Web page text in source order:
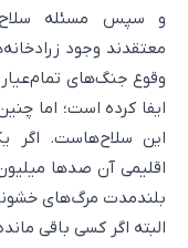
و سپس مسئله
معتقدند وجود
ایفا کرده است؛ اما
این سلاح‌هاست. اگر
اقلیمی آن صدها
بلندمدت مرگ‌های
البته اگر کسی باقی